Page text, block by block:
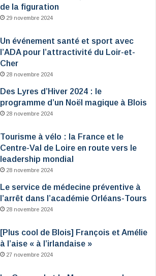
de la figuration
29 novembre 2024
Un événement santé et sport avec
l’ADA pour l’attractivité du Loir-et-
Cher
28 novembre 2024
Des Lyres d’Hiver 2024 : le
programme d’un Noël magique à Blois
28 novembre 2024
Tourisme à vélo : la France et le
Centre-Val de Loire en route vers le
leadership mondial
28 novembre 2024
Le service de médecine préventive à
l’arrêt dans l’académie Orléans-Tours
28 novembre 2024
[Plus cool de Blois] François et Amélie
à l’aise « à l’irlandaise »
27 novembre 2024